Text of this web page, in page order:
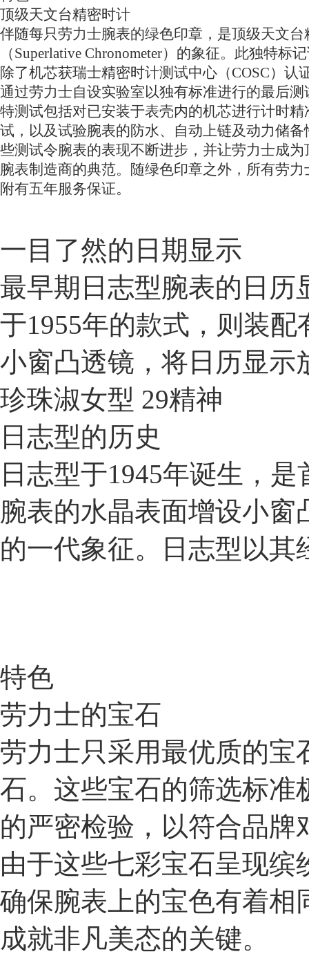
顶级天文台精密时计
伴随每只劳力士腕表的绿色印章，是顶级天文台
（Superlative Chronometer）的象征。此独特标
除了机芯获瑞士精密时计测试中心（COSC）认
通过劳力士自设实验室以独有标准进行的最后测
特测试包括对已安装于表壳内的机芯进行计时精
试，以及试验腕表的防水、自动上链及动力储备
些测试令腕表的表现不断进步，并让劳力士成为
腕表制造商的典范。随绿色印章之外，所有劳力
附有五年服务保证。
一目了然的日期显示
最早期日志型腕表的日历
于1955年的款式，则装
小窗凸透镜，将日历显示
珍珠淑女型 29精神
日志型的历史
日志型于1945年诞生，
腕表的水晶表面增设小窗
的一代象征。日志型以
特色
劳力士的宝石
劳力士只采用最优质的宝
石。这些宝石的筛选标准
的严密检验，以符合品
由于这些七彩宝石呈现
确保腕表上的宝色有着相
成就非凡美态的关键。